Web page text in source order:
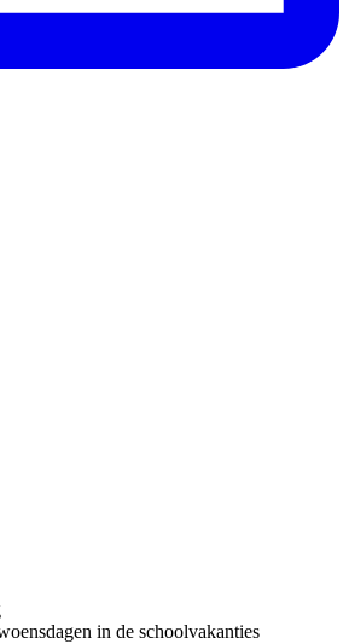
in de schoolvakanties